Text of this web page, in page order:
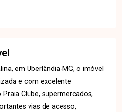
em Uberlândia-MG, o imóvel
e com excelente
Clube, supermercados,
vias de acesso,